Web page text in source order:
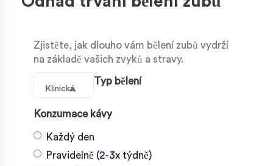
Zjistěte, jak dlouho vám bělení zubů vydrží
na základě vašich zvyků a stravy.
Typ bělení
Klinické
Konzumace kávy
Každý den
Pravidelně (2-3x týdně)